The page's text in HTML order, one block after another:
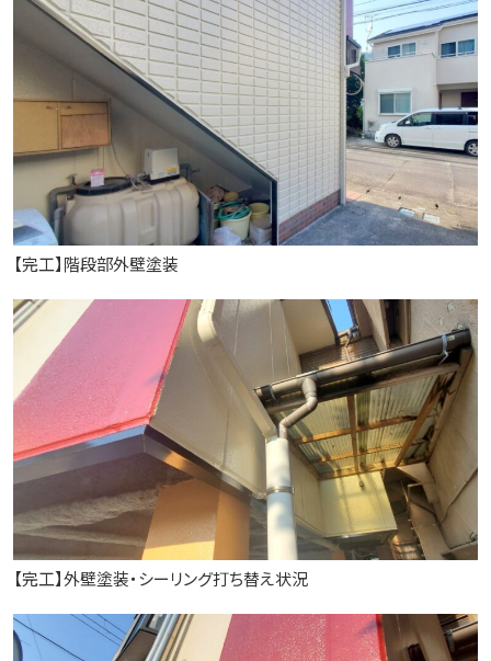
【完工】階段部外壁塗装
【完工】外壁塗装・シーリング打ち替え状況